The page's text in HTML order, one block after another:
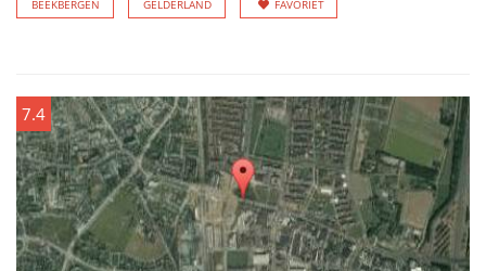
BEEKBERGEN GELDERLAND FAVORIET
7.4